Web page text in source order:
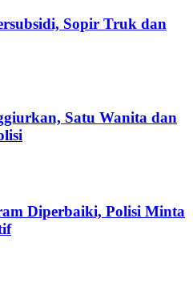
Sopir Truk dan
Satu Wanita dan
Diperbaiki, Polisi Minta